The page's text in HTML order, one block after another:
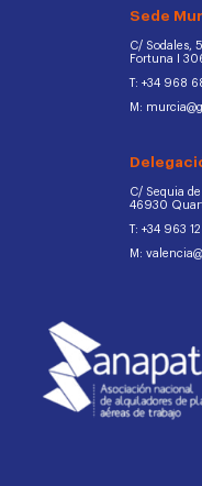
Sede
C/ Sodales,
Fortuna I
T: +34 968
M:
C/ Sequia de
46930
T: +34 963
M: